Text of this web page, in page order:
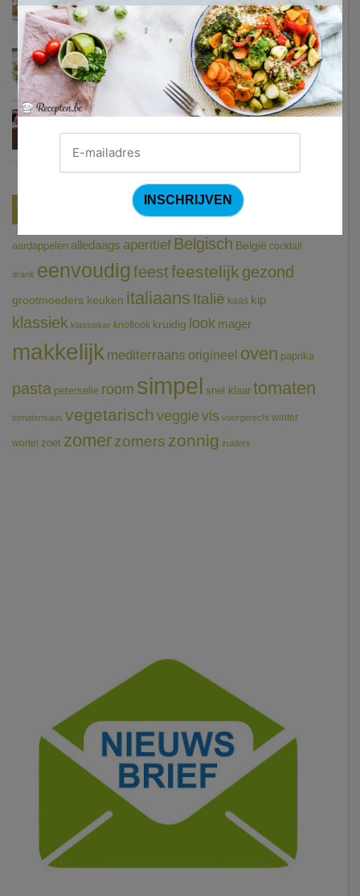
Courgetti met paprikasaus en halloumi (Sandra Bekkari)
Chocomousse met fruitbier
Tags
aardappelen alledaags aperitief Belgisch België cocktail
drank eenvoudigfeestfeestelijk gezond
grootmoeders keuken italiaans Italië kaas kip
klassiek klassieker knoflook kruidig look mager
makkelijk mediterraans origineel oven paprika
pasta peterselie room simpel snel klaar tomaten
tomatensaus vegetarischveggie vis voorgerecht winter
wortel zoet zomerzomers zonnig zuiders